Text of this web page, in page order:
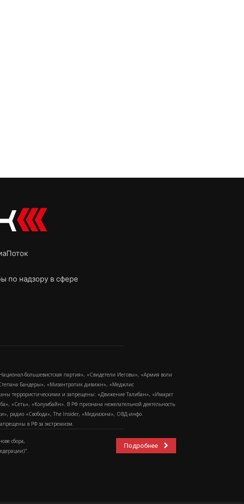
по надзору в сфере
большевистская партия», «Свидетели Иеговы», «Армия воли
Бандеры», «Мизантропик дивижн», «Меджлис
террористическими и запрещены: «Движение Талибан», «Имарат
«Сеть», «Колумбайн». В РФ признана нежелательной деятельность
радио «Свобода», The Insider, «Медиазона», ОВД-инфо.
в РФ за экстремизм.
сбора,
Подробнее